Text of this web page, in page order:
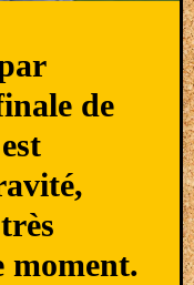
de
moment.